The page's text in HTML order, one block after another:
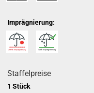
Imprägnierung:
Staffelpreise
1 Stück